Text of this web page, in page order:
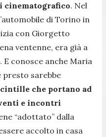
cinematografico. Nel
di Torino in
con Giorgetto
ventenne, era già a
conosce anche Maria
presto sarebbe
che portano ad
e incontri
“adottato” dalla
accolto in casa